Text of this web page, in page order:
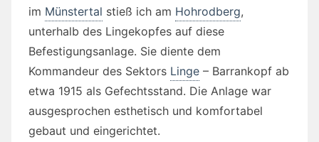
im Münstertal stieß ich am Hohrodberg,
unterhalb des Lingekopfes auf diese
Befestigungsanlage. Sie diente dem
Kommandeur des Sektors Linge – Barrankopf ab
etwa 1915 als Gefechtsstand. Die Anlage war
ausgesprochen esthetisch und komfortabel
gebaut und eingerichtet.